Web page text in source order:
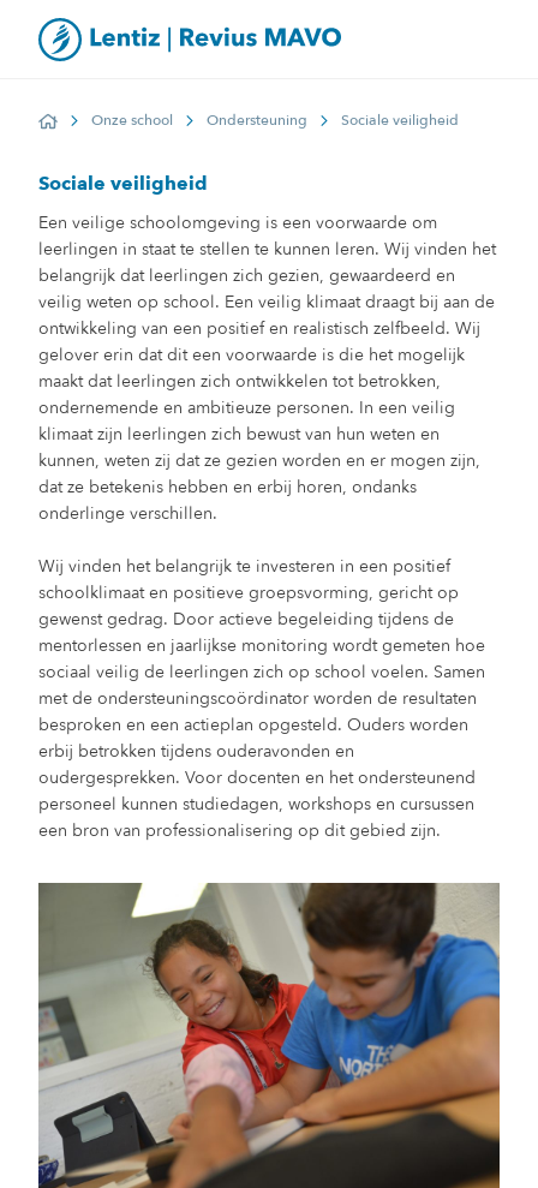
HomeOnze school Ondersteuning Sociale veiligheid
Sociale veiligheid
Een veilige schoolomgeving is een voorwaarde om
leerlingen in staat te stellen te kunnen leren. Wij vinden het
belangrijk dat leerlingen zich gezien, gewaardeerd en
veilig weten op school. Een veilig klimaat draagt bij aan de
ontwikkeling van een positief en realistisch zelfbeeld. Wij
gelover erin dat dit een voorwaarde is die het mogelijk
maakt dat leerlingen zich ontwikkelen tot betrokken,
ondernemende en ambitieuze personen. In een veilig
klimaat zijn leerlingen zich bewust van hun weten en
kunnen, weten zij dat ze gezien worden en er mogen zijn,
dat ze betekenis hebben en erbij horen, ondanks
onderlinge verschillen.
Wij vinden het belangrijk te investeren in een positief
schoolklimaat en positieve groepsvorming, gericht op
gewenst gedrag. Door actieve begeleiding tijdens de
mentorlessen en jaarlijkse monitoring wordt gemeten hoe
sociaal veilig de leerlingen zich op school voelen. Samen
met de ondersteuningscoördinator worden de resultaten
besproken en een actieplan opgesteld. Ouders worden
erbij betrokken tijdens ouderavonden en
oudergesprekken. Voor docenten en het ondersteunend
personeel kunnen studiedagen, workshops en cursussen
een bron van professionalisering op dit gebied zijn.